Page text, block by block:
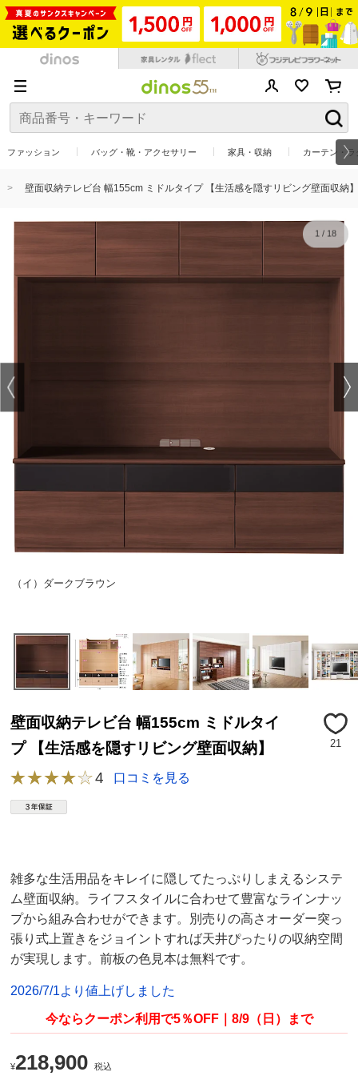
ファッション バッグ・靴・アクセサリー 家具・収納 カーテン・
壁面収納テレビ台 幅155cm ミドルタイプ 【生活感を隠すリビング壁面収納】
（イ）ダークブラウン
1/ 18
壁面収納テレビ台 幅155cm ミドルタイ
プ 【生活感を隠すリビング壁面収納】
21
4 口コミを見る
雑多な生活用品をキレイに隠してたっぷりしまえるシステ
ム壁面収納。ライフスタイルに合わせて豊富なラインナッ
プから組み合わせができます。別売りの高さオーダー突っ
張り式上置きをジョイントすれば天井ぴったりの収納空間
が実現します。前板の色見本は無料です。
2026/7/1より値上げしました
今ならクーポン利用で5％OFF｜8/9（日）まで
¥218,900 税込